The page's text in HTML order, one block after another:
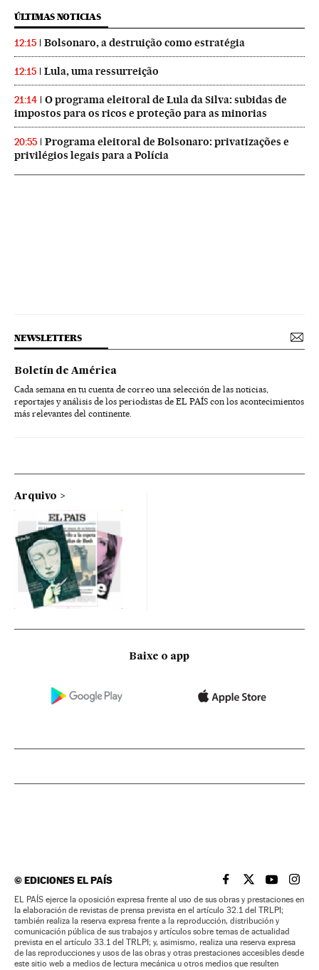
ÚLTIMAS NOTICIAS
12:15 Bolsonaro, a destruição como estratégia
12:15 Lula, uma ressurreição
21:14
O programa eleitoral de Lula da Silva: subidas de
impostos para os ricos e proteção para as minorias
20:55
Programa eleitoral de Bolsonaro: privatizações e
privilégios legais para a Polícia
NEWSLETTERS
Boletín de América
Cada semana en tu cuenta de correo una selección de las noticias,
reportajes y análisis de los periodistas de EL PAÍS con los acontecimientos
más relevantes del continente.
Arquivo
Baixe o app
©EDICIONES EL PAÍS EL PAÍS BRASIL EN
EL PAÍSEL PAÍS
EL
EL PAÍS ejerce la oposición expresa frente al uso de sus obras y prestaciones en
la elaboración de revistas de prensa prevista en el artículo 32.1 del TRLPI;
también realiza la reserva expresa frente a la reproducción, distribución y
comunicación pública de sus trabajos y artículos sobre temas de actualidad
prevista en el artículo 33.1 del TRLPI; y, asimismo, realiza una reserva expresa
de las reproducciones y usos de las obras y otras prestaciones accesibles desde
este sitio web a medios de lectura mecánica u otros medios que resulten